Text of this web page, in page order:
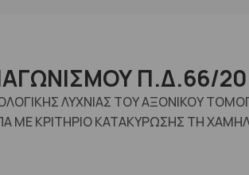
Π.Δ.66/
ΛΥΧΝΙΑΣ ΤΟΥ ΑΞΟΝΙΚΟΥ
ΜΕ ΚΡΙΤΗΡΙΟ ΚΑΤΑΚΥΡΩΣΗΣ ΤΗ